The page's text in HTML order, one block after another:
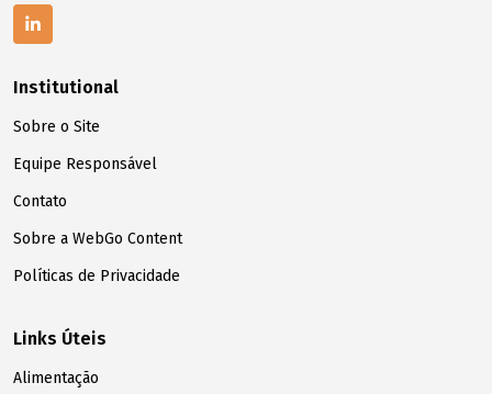
Institutional
Sobre o Site
Equipe Responsável
Contato
Sobre a WebGo Content
Políticas de Privacidade
Links Úteis
Alimentação